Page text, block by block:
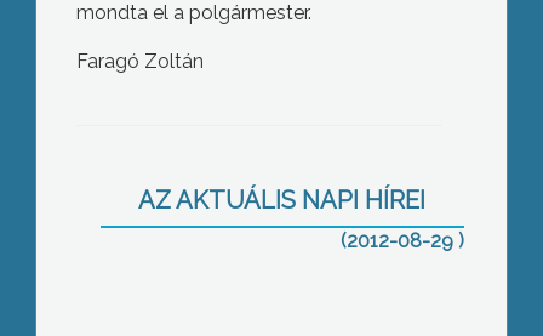
mondta el a polgármester.
Faragó Zoltán
AZ AKTUÁLIS NAPI HÍREI
(2012-08-29 )
rendkívüli ülésén Gyöngyös Város